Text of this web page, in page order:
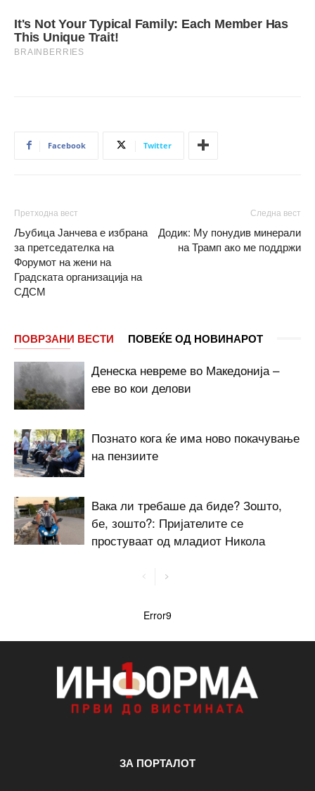
Facebook Twitter
Претходна вест
Љубица Јанчева е избрана
за претседателка на
Форумот на жени на
Градската организација на
СДСМ
Следна вест
Додик: Му понудив минерали
на Трамп ако ме поддржи
ПОВРЗАНИ ВЕСТИ ПОВЕЌЕ ОД НОВИНАРОТ
Денеска невреме во Македонија –
еве во кои делови
Познато кога ќе има ново покачување
на пензиите
Вака ли требаше да биде? Зошто,
бе, зошто?: Пријателите се
простуваат од младиот Никола
Error9
ЗА ПОРТАЛОТ